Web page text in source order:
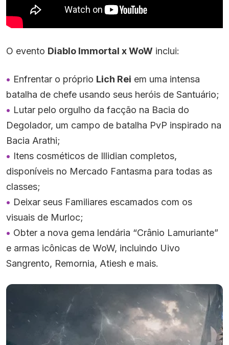
O evento Diablo Immortal x WoW inclui:
Enfrentar o próprio Lich Rei em uma intensa
batalha de chefe usando seus heróis de Santuário;
Lutar pelo orgulho da facção na Bacia do
Degolador, um campo de batalha PvP inspirado na
Bacia Arathi;
Itens cosméticos de Illidian completos,
disponíveis no Mercado Fantasma para todas as
classes;
Deixar seus Familiares escamados com os
visuais de Murloc;
Obter a nova gema lendária “Crânio Lamuriante”
e armas icônicas de WoW, incluindo Uivo
Sangrento, Remornia, Atiesh e mais.